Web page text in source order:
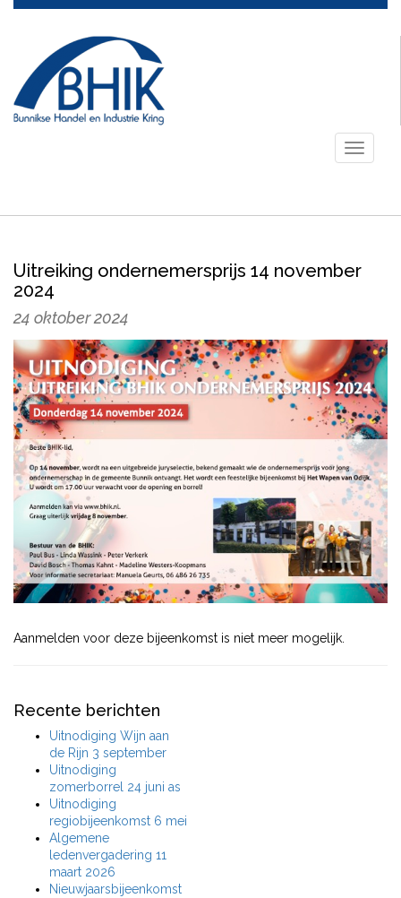
Toggle
Uitreiking ondernemersprijs 14 november
2024
24 oktober 2024
Aanmelden voor deze bijeenkomst is niet meer mogelijk.
Recente berichten
Uitnodiging Wijn aan
de Rijn 3 september
Uitnodiging
zomerborrel 24 juni as
Uitnodiging
regiobijeenkomst 6 mei
Algemene
ledenvergadering 11
maart 2026
Nieuwjaarsbijeenkomst